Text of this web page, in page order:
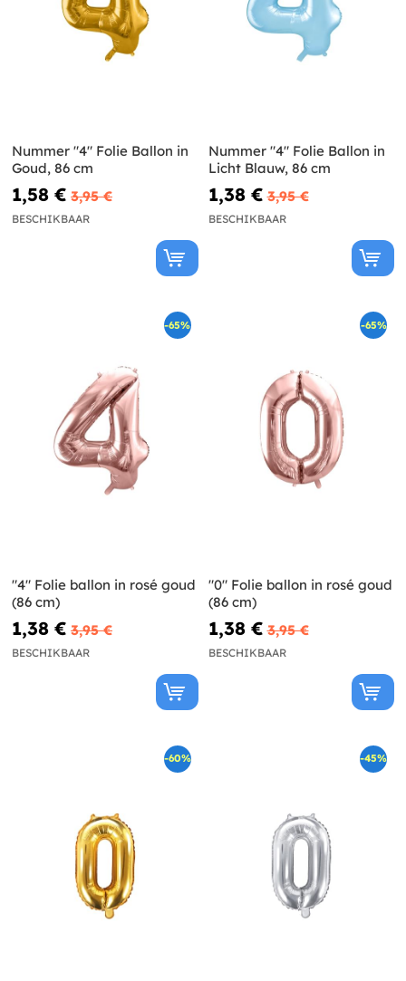
Nummer "4" Folie Ballon in
Goud, 86 cm
1,58 € 3,95 €
BESCHIKBAAR
Nummer "4" Folie Ballon in
Licht Blauw, 86 cm
1,38 € 3,95 €
BESCHIKBAAR
-65%
"4" Folie ballon in rosé goud
(86 cm)
1,38 € 3,95 €
BESCHIKBAAR
-65%
"0" Folie ballon in rosé goud
(86 cm)
1,38 € 3,95 €
BESCHIKBAAR
-60% -45%